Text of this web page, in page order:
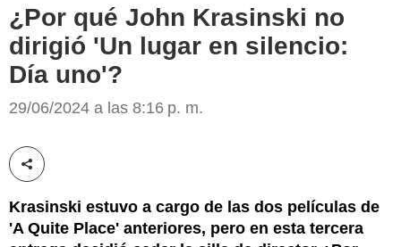
¿Por qué John Krasinski no
dirigió 'Un lugar en silencio:
Día uno'?
29/06/2024 a las 8:16 p. m.
Compartir esta noticia
Krasinski estuvo a cargo de las dos películas de
'A Quite Place' anteriores, pero en esta tercera